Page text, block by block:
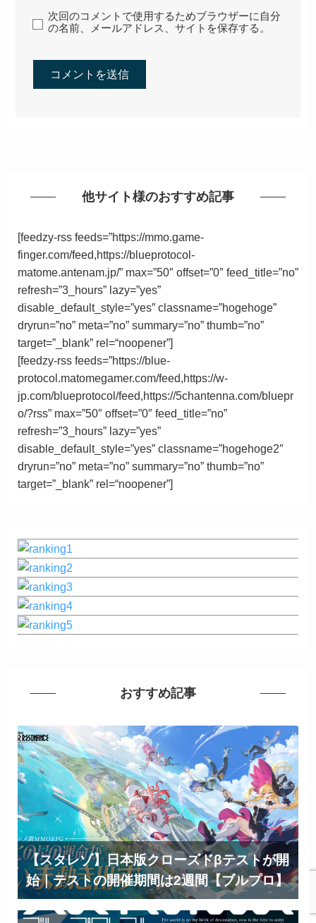
次回のコメントで使用するためブラウザーに自分
の名前、メールアドレス、サイトを保存する。
他サイト様のおすすめ記事
[feedzy-rss feeds=”https://mmo.game-
finger.com/feed,https://blueprotocol-
matome.antenam.jp/” max=”50″ offset=”0″ feed_title=”no”
refresh=”3_hours” lazy=”yes”
disable_default_style=”yes” classname=”hogehoge”
dryrun=”no” meta=”no” summary=”no” thumb=”no”
target=”_blank” rel =“noopener”]
[feedzy-rss feeds=”https://blue-
protocol.matomegamer.com/feed,https://w-
jp.com/blueprotocol/feed,https://5chantenna.com/bluepr
o/?rss” max=”50″ offset=”0″ feed_title=”no”
refresh=”3_hours” lazy=”yes”
disable_default_style=”yes” classname=”hogehoge2″
dryrun=”no” meta=”no” summary=”no” thumb=”no”
target=”_blank” rel =“noopener”]
おすすめ記事
【スタレゾ】日本版クローズドβテストが開
始｜テストの開催期間は2週間【ブルプロ】